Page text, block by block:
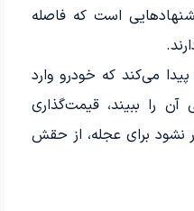
است که فاصله
می‌کند که خودرو وارد
را ببیند، قیمت‌گذاری
نشود برای عجله، از حقش